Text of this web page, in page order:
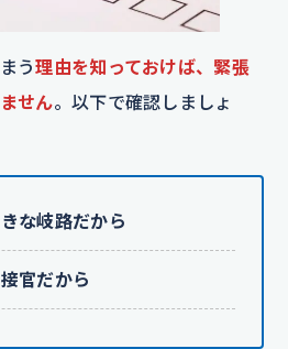
う理由を知っておけば、緊張
せん。以下で確認しましょ
な岐路だから
官だから